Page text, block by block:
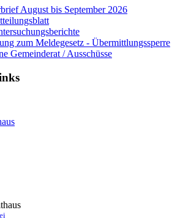
August bis September 2026
zum Meldegesetz - Übermittlungssperre
Gemeinderat / Ausschüsse